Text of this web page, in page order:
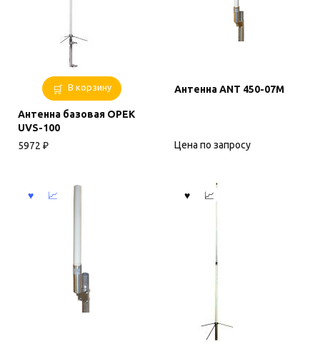
В корзину
Антенна базовая OPEK
UVS-100
5972 ₽
Антенна ANT 450-07M
Цена по запросу